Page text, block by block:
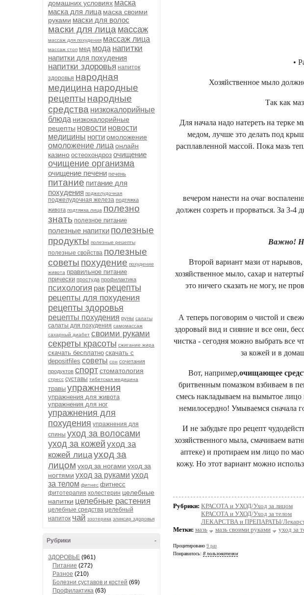
домашних условиях маска
маска для лица маска своими
руками маски для волос
маски для лица массаж
массаж для похудения массаж лица
массаж стоп мед мода напитки
напитки для похудения
напитки здоровья напиток
здоровья народная
медицина народные
рецепты народные
средства низкокалорийные
блюда низкокалорийные
рецепты новости новости
медицины ногтиомоложение
омоложение лица онлайн
казино остеохондроз очищение
очищение организма
очищение печени печень
питание питание для
похудения поджелудочная
поджелудочная железа подтяжка
живота подтяжка лица полезно
знать полезное питание
полезные напитки полезные
продукты полезные рецепты
полезные свойства полезные
советы похудение похудение
живота правильное питание
прически простуда профилактика
психология рак рецепты
рецепты для похудения
рецепты здоровья
рецепты похудения руны салаты
салаты для похудения самомассаж
сахарный диабет своими руками
секреты красоты сжигание жира
скачать бесплатно скачать с
depositfiles советы сон сочетания
продуктов спортстоматология
стресс суставы тибетская медицина
травы упражнения
упражнения для живота
упражнения для ног
упражнения для
похудения упражнения для
спины уход за волосами
уход за кожей уход за
кожей лицауход за
лицом уход за ногами уход за
ногтями уход за руками уход
за телом фитнес фитнесс
фитотерапия холестерин целебные
напитки целебные растения
целебные средства целебный
напиток чай эзотерика эликсир здоровья
-
Рубрики
ЗДОРОВЬЕ (961)
Питание (272)
Разное (210)
Болезни суставов и костей (69)
Профилактика (63)
•
Хозяйственное мыло
Так как
Для начала надо натереть на
медом, лучше это делать под
расплавленной массой. Пока мазь
вечером нанести на очаг
должен созреть и прорваться. За 3-
Важно!
Второй вариант мази от
хозяйственное мыло, сахар и
это ничего сказать не могу, не
А теперь поговорим о чистой и
здоровый вид и сияние и все они,
чистка - сегодня можно выбрать все
за кожей и в
Вот, например,очищающее
бритвенным помазком взбиваем в
смесь накладываем на вымытое лицо
немилосердно! Умываемся сначала
И не забудьте про рецепт
хозяйственного мыла, смачиваем
аптеке) и протираем им лицо по
кожу. Но этот вариант можно
Рубрики: КРАСОТА и УХОД/Уход за лицом
КРАСОТА и УХОД/Уход за телом
ЛЕКАРСТВА и ПРЕПАРАТЫ/
Метки: мазь мазь своими руками уход за
Процитировано 9 раз
Понравилось: 8 пользователям